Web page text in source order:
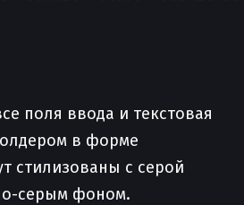
поля ввода и текстовая
в форме
стилизованы с серой
серым фоном.